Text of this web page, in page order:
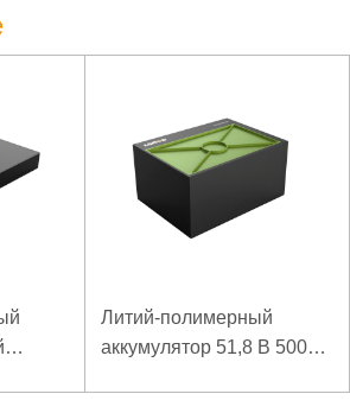
Литий-полимерный
аккумулятор 51,8 В 5000